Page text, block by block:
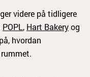
videre på tidligere
POPL, Hart Bakeryog
hvordan